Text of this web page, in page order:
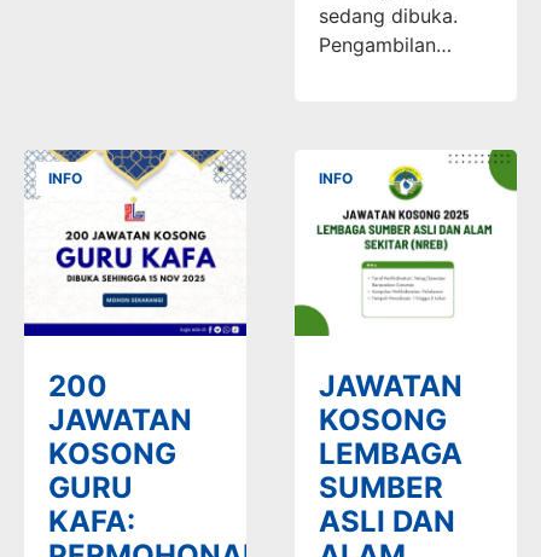
sedang dibuka.
Pengambilan…
INFO
200
JAWATAN
KOSONG
GURU
KAFA:
INFO
JAWATAN
KOSONG
LEMBAGA
SUMBER
ASLI DAN